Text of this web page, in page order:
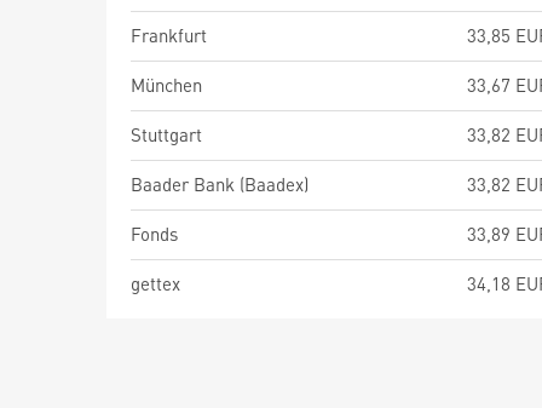
Frankfurt 33,85
München 33,67
Stuttgart 33,82
Baader Bank (Baadex) 33,82
Fonds 33,89
gettex 34,18